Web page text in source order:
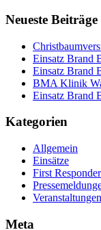
Neueste Beiträge
Einsatz Brand
Einsatz Brand
BMA Klinik
Einsatz Brand
Kategorien
Allgemein
Einsätze
First Responder
Veranstaltungen
Meta